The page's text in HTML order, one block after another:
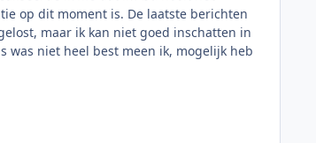
op dit moment is. De laatste berichten
maar ik kan niet goed inschatten in
was niet heel best meen ik, mogelijk heb